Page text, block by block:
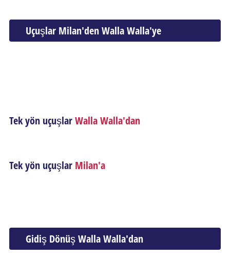
Uçuşlar Milan'den Walla Walla'ye
Tek yön uçuşlarWalla Walla'dan
Tek yön uçuşlar Milan'a
Gidiş Dönüş Walla Walla'dan